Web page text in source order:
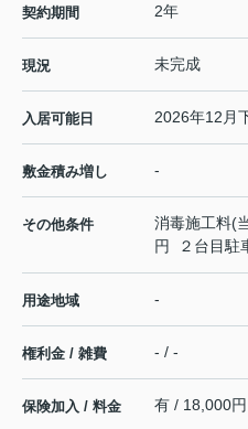
契約期間 2年
現況 未完成
入居可能日 2026年12月
敷金積み増し -
その他条件
消毒施工料(
円 ２台目駐
用途地域 -
権利金 / 雑費 - / -
保険加入 / 料金 有 / 18,000円